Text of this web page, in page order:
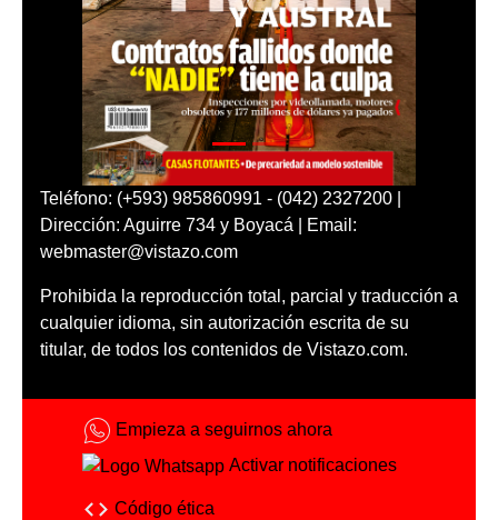
Teléfono: (+593) 985860991 - (042) 2327200 |
Dirección: Aguirre 734 y Boyacá | Email:
webmaster@vistazo.com
Prohibida la reproducción total, parcial y traducción a
cualquier idioma, sin autorización escrita de su
titular, de todos los contenidos de Vistazo.com.
Empieza a seguirnos ahora
Activar notificaciones
Código ética